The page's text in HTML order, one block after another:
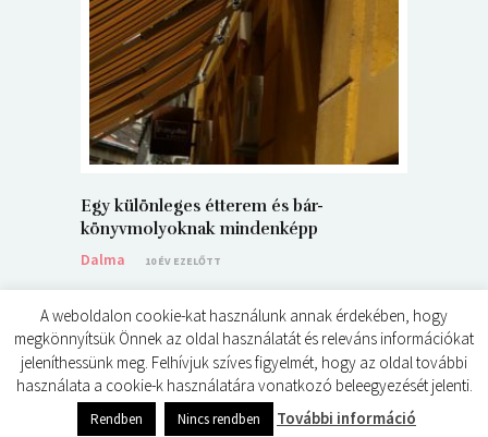
Egy különleges étterem és bár-
könyvmolyoknak mindenképp
Dalma
10 ÉV EZELŐTT
© ÉDES KIS KÖNYVKRITIKÁK 2024
A weboldalon cookie-kat használunk annak érdekében, hogy
megkönnyítsük Önnek az oldal használatát és releváns információkat
jeleníthessünk meg. Felhívjuk szíves figyelmét, hogy az oldal további
használata a cookie-k használatára vonatkozó beleegyezését jelenti.
Rendben Nincs rendben További információ